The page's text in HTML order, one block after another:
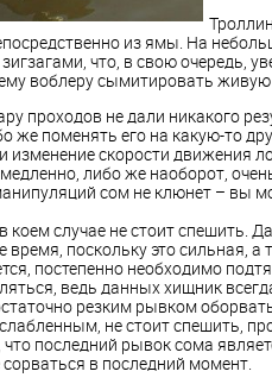
из ямы. На
что, в свою очередь,
воблеру сымитировать живую
проходов не дали никакого
же поменять его на какую-то
изменение скорости движения
либо же наоборот,
сом не клюнет – вы
коем случае не стоит спешить.
время, поскольку это сильная,
постепенно необходимо
ведь данных хищник
резким рывком
не стоит спешить,
последний рывок сома
в последний момент.